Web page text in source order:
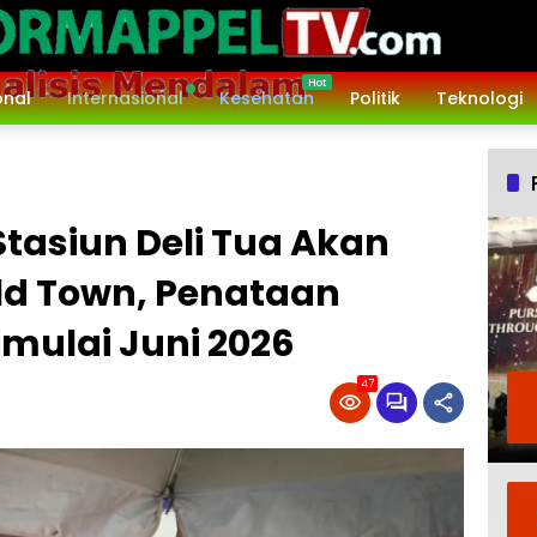
Internasional Kesehatan Politik Teknologi
Deli Tua Akan
Town, Penataan
Juni 2026
47